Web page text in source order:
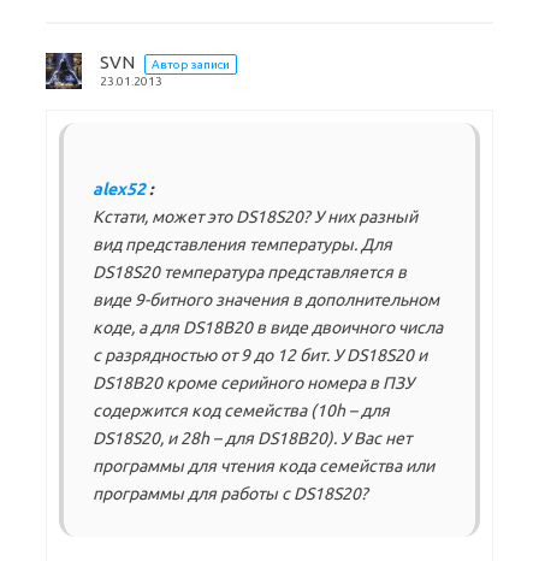
SVN
Автор записи
23.01.2013
alex52:
Кстати, может это DS18S20? У них разный
вид представления температуры. Для
DS18S20 температура представляется в
виде 9-битного значения в дополнительном
коде, а для DS18B20 в виде двоичного числа
с разрядностью от 9 до 12 бит. У DS18S20 и
DS18B20 кроме серийного номера в ПЗУ
содержится код семейства (10h – для
DS18S20, и 28h – для DS18B20). У Вас нет
программы для чтения кода семейства или
программы для работы с DS18S20?